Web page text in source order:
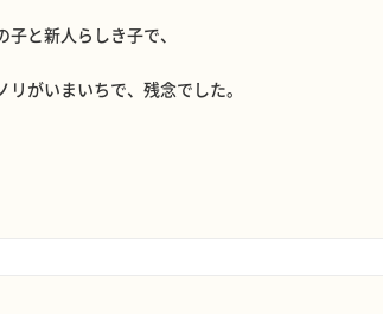
と新人らしき子で、
がいまいちで、残念でした。